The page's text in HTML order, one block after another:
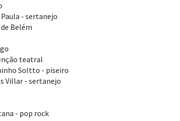
Paula - sertanejo
Belém
teatral
Soltto - piseiro
Villar - sertanejo
- pop rock